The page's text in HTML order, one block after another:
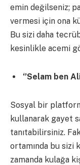
emin değilseniz;
vermesi için ona
Bu sizi daha
kesinlikle acemi
‘’Selam ben
Sosyal bir
kullanarak gayet
tanıtabilirsiniz.
ortamında bu sizi
zamanda kulağa